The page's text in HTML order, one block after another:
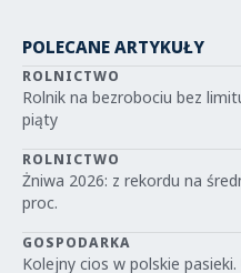
POLECANE ARTYKUŁY
ROLNICTWO
Rolnik na bezrobociu bez
piąty
ROLNICTWO
Żniwa 2026: z rekordu na
proc.
GOSPODARKA
Kolejny cios w polskie